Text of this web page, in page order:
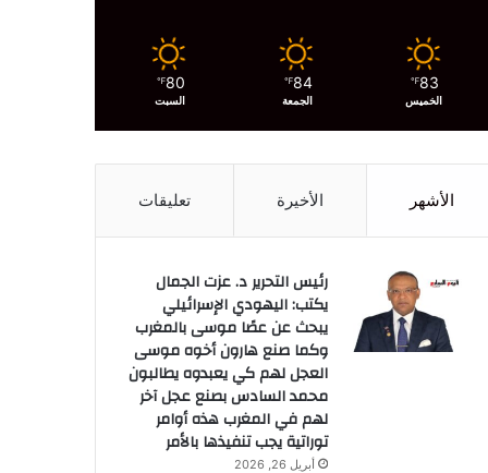
83
℉
الخميس
84
℉
الجمعة
80
℉
السبت
الأشهر الأخيرة تعليقات
رئيس التحرير د. عزت الجمال
يكتب: اليهودي الإسرائيلي
يبحث عن عصًا موسى بالمغرب
وكما صنع هارون أخوه موسى
العجل لهم كي يعبدوه يطالبون
محمد السادس بصنع عجل آخر
لهم في المغرب هذه أوامر
توراتية يجب تنفيذها بالأمر
أبريل 26, 2026